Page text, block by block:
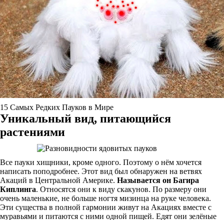
15 Самых Редких Пауков в Мире
Уникальный вид, питающийся
растениями
Все пауки хищники, кроме одного. Поэтому о нём хочется
написать поподробнее. Этот вид был обнаружен на ветвях
Акаций в Центральной Америке. Называется он Багира
Киплинга. Относятся они к виду скакунов. По размеру они
очень маленькие, не больше ногтя мизинца на руке человека.
Эти существа в полной гармонии живут на Акациях вместе с
муравьями и питаются с ними одной пищей. Едят они зелёные